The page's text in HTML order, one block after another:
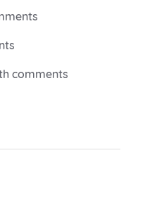
comments